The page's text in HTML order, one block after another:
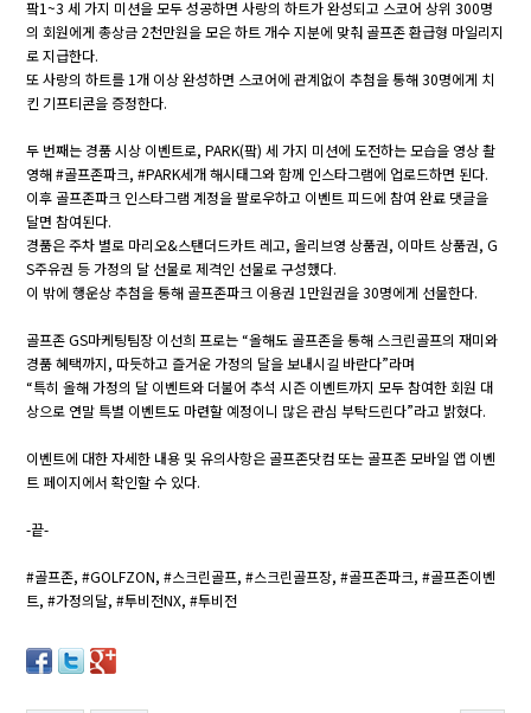
팤1~3 세 가지 미션을 모두 성공하면 사랑의 하트가 완성되고 스코어 상위 300명
의 회원에게 총상금 2천만원을 모은 하트 개수 지분에 맞춰 골프존 환급형 마일리지
로 지급한다.
또 사랑의 하트를 1개 이상 완성하면 스코어에 관계없이 추첨을 통해 30명에게 치
킨 기프티콘을 증정한다.
두 번째는 경품 시상 이벤트로, PARK(팤) 세 가지 미션에 도전하는 모습을 영상 촬
영해 #골프존파크, #PARK세개 해시태그와 함께 인스타그램에 업로드하면 된다.
이후 골프존파크 인스타그램 계정을 팔로우하고 이벤트 피드에 참여 완료 댓글을
달면 참여된다.
경품은 주차 별로 마리오&스탠더드카트 레고, 올리브영 상품권, 이마트 상품권, G
S주유권 등 가정의 달 선물로 제격인 선물로 구성했다.
이 밖에 행운상 추첨을 통해 골프존파크 이용권 1만원권을 30명에게 선물한다.
골프존 GS마케팅팀장 이선희 프로는 “올해도 골프존을 통해 스크린골프의 재미와
경품 혜택까지, 따듯하고 즐거운 가정의 달을 보내시길 바란다”라며
“특히 올해 가정의 달 이벤트와 더불어 추석 시즌 이벤트까지 모두 참여한 회원 대
상으로 연말 특별 이벤트도 마련할 예정이니 많은 관심 부탁드린다”라고 밝혔다.
이벤트에 대한 자세한 내용 및 유의사항은 골프존닷컴 또는 골프존 모바일 앱 이벤
트 페이지에서 확인할 수 있다.
-끝-
#골프존, #GOLFZON, #스크린골프, #스크린골프장, #골프존파크, #골프존이벤
트, #가정의달, #투비전NX, #투비전